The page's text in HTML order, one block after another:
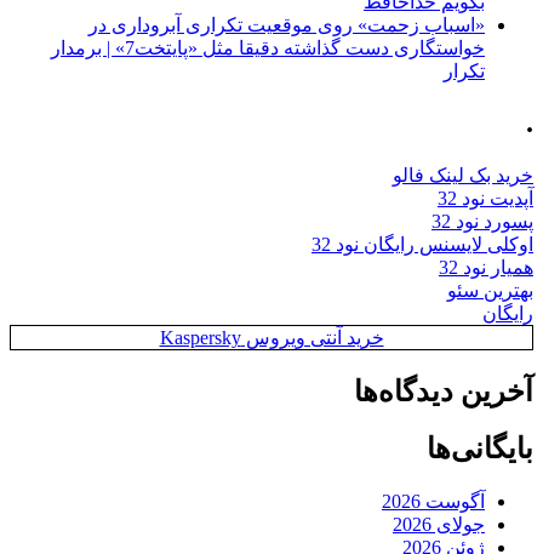
«اسباب زحمت» روی موقعیت تکراری آبروداری در
خواستگاری دست گذاشته دقیقا مثل «پایتخت7» | برمدار
تکرار
.
خرید بک لینک فالو
آپدیت نود 32
پسورد نود 32
اوکلی لایسنس رایگان نود 32
همیار نود 32
بهترین سئو
رایگان
خرید آنتی ویروس Kaspersky
آخرین دیدگاه‌ها
بایگانی‌ها
آگوست 2026
جولای 2026
ژوئن 2026